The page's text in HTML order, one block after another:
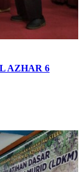
AZHAR 6